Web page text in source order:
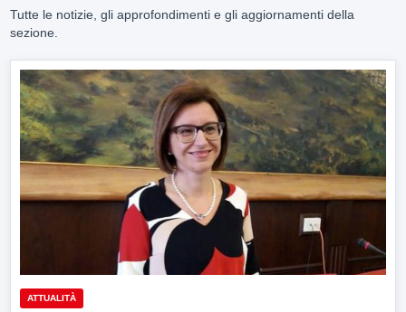
Tutte le notizie, gli approfondimenti e gli aggiornamenti della
sezione.
ATTUALITÀ